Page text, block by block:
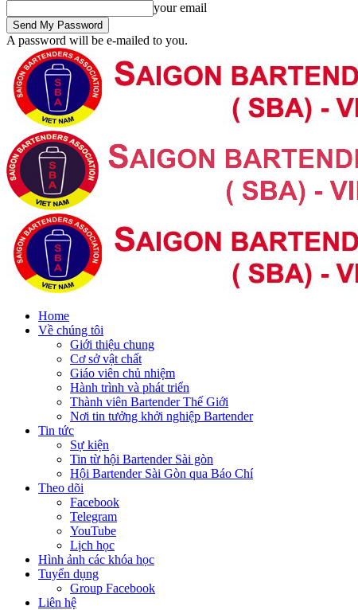
your email
A password will be e-mailed to you.
Home
Về chúng tôi
Giới thiệu chung
Cơ sở vật chất
Giáo viên chủ nhiệm
Hành trình và phát triển
Thành viên Bartender Thế Giới
Nơi tin tưởng khởi nghiệp Bartender
Tin tức
Sự kiện
Tin từ hội Bartender Sài gòn
Hội Bartender Sài Gòn qua Báo Chí
Theo dõi
Facebook
Telegram
YouTube
Lịch học
Hình ảnh các khóa học
Tuyển dụng
Group Facebook
Liên hệ